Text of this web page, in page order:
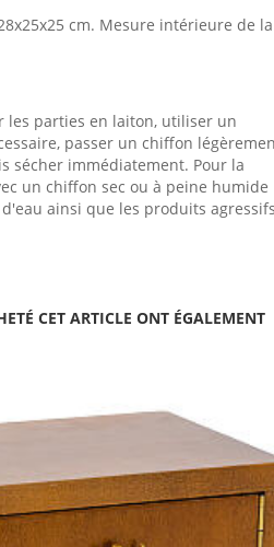
cm. Mesure intérieure de la
les parties en laiton, utiliser un
passer un chiffon
sécher immédiatement. Pour la
un chiffon sec ou à peine humide
ainsi que les produits
CET ARTICLE ONT ÉGALEMENT